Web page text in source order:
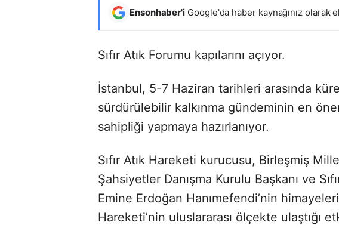
Ensonhaber'i Google'da haber kaynağınız olarak
Sıfır Atık Forumu kapılarını açıyor.
İstanbul, 5-7 Haziran tarihleri arasında
sürdürülebilir kalkınma gündeminin en
sahipliği yapmaya hazırlanıyor.
Sıfır Atık Hareketi kurucusu, Birleşmiş
Şahsiyetler Danışma Kurulu Başkanı ve
Emine Erdoğan Hanımefendi’nin
Hareketi’nin uluslararası ölçekte ulaştığı